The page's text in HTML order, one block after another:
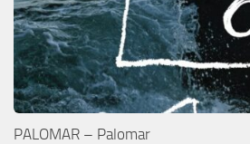
PALOMAR – Palomar